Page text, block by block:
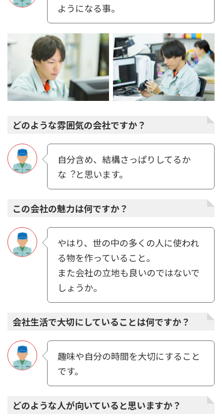
ようになる事。
どのような雰囲気の会社ですか？
⾃分含め、結構さっぱりしてるか
な︖と思います。
この会社の魅力は何ですか？
やはり、世の中の多くの⼈に使われ
る物を作っていること。
また会社の⽴地も良いのではないで
しょうか。
会社生活で大切にしていることは何ですか？
趣味や⾃分の時間を⼤切にすること
です。
どのような人が向いていると思いますか？